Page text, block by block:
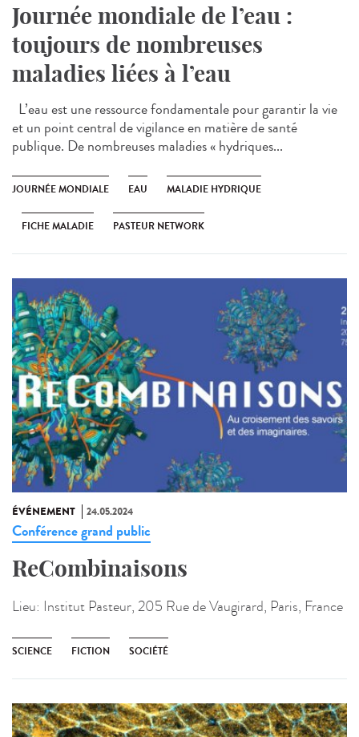
Journée mondiale de l’eau :
toujours de nombreuses
maladies liées à l’eau
L’eau est une ressource fondamentale pour garantir la vie
et un point central de vigilance en matière de santé
publique. De nombreuses maladies « hydriques...
JOURNÉE MONDIALE EAU MALADIE HYDRIQUE
FICHE MALADIE PASTEUR NETWORK
ÉVÉNEMENT 24.05.2024
Conférence grand public
ReCombinaisons
Lieu: Institut Pasteur, 205 Rue de Vaugirard, Paris, France
SCIENCE FICTION SOCIÉTÉ